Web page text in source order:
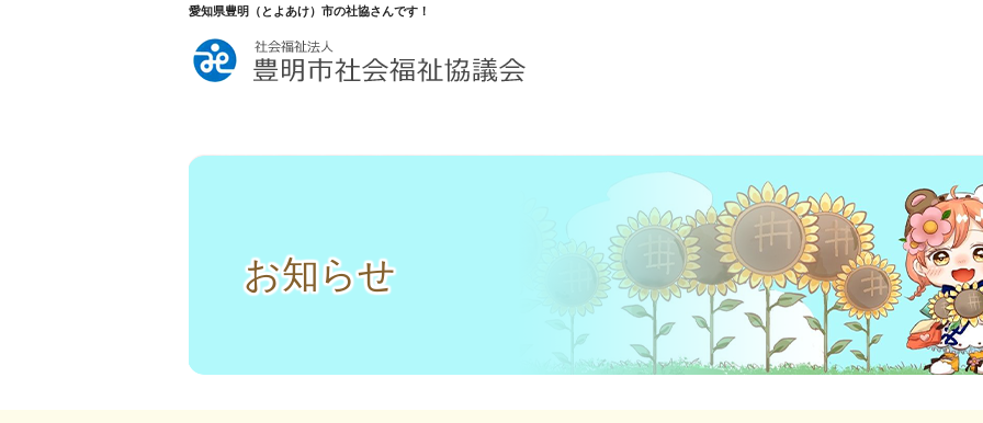
愛知県豊明（とよあけ）市の社協さんです！
お知らせ